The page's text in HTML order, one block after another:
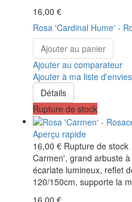
16,00 €
Rosa 'Cardinal Hume' -
Ajouter au panier
Ajouter au comparateur
Ajouter à ma liste d'envies
Détails
Rupture de stock
Aperçu rapide
16,00 € Rupture de stock
Carmen', grand arbuste
écarlate lumineux, reflet
120/150cm, supporte la